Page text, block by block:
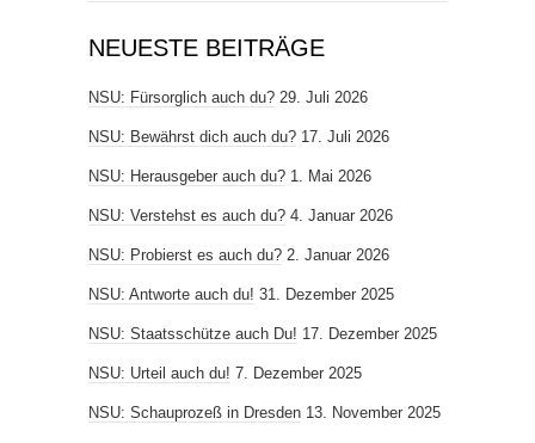
NEUESTE BEITRÄGE
NSU: Fürsorglich auch du? 29. Juli 2026
NSU: Bewährst dich auch du? 17. Juli 2026
NSU: Herausgeber auch du? 1. Mai 2026
NSU: Verstehst es auch du? 4. Januar 2026
NSU: Probierst es auch du? 2. Januar 2026
NSU: Antworte auch du! 31. Dezember 2025
NSU: Staatsschütze auch Du! 17. Dezember 2025
NSU: Urteil auch du! 7. Dezember 2025
NSU: Schauprozeß in Dresden 13. November 2025